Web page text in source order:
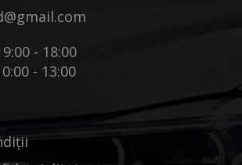
- 18:00
- 13:00